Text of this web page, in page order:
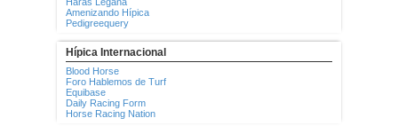
Amenizando Hípica
Pedigreequery
Hípica Internacional
Blood Horse
Foro Hablemos de Turf
Equibase
Daily Racing Form
Horse Racing Nation